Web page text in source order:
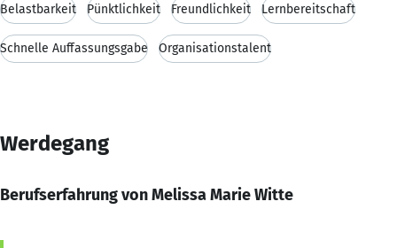
Belastbarkeit Pünktlichkeit Freundlichkeit Lernbereitschaft
Schnelle Auffassungsgabe Organisationstalent
Werdegang
Berufserfahrung von Melissa Marie Witte